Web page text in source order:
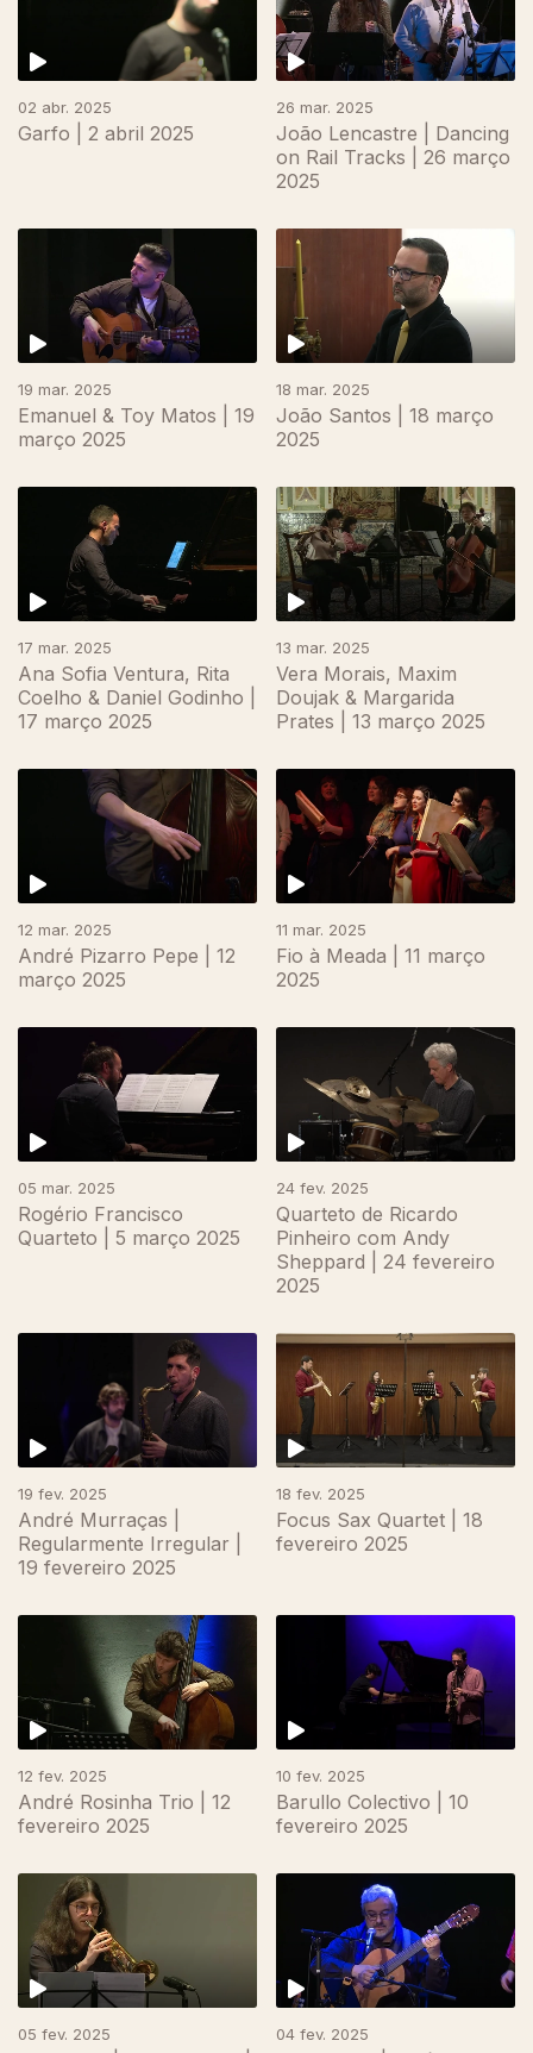
02 abr. 2025
Garfo | 2 abril 2025
26 mar. 2025
João Lencastre | Dancing
on Rail Tracks | 26 março
2025
19 mar. 2025
Emanuel & Toy Matos | 19
março 2025
18 mar. 2025
João Santos | 18 março
2025
17 mar. 2025
Ana Sofia Ventura, Rita
Coelho & Daniel Godinho |
17 março 2025
13 mar. 2025
Vera Morais, Maxim
Doujak & Margarida
Prates | 13 março 2025
12 mar. 2025
André Pizarro Pepe | 12
março 2025
11 mar. 2025
Fio à Meada | 11 março
2025
05 mar. 2025
Rogério Francisco
Quarteto | 5 março 2025
24 fev. 2025
Quarteto de Ricardo
Pinheiro com Andy
Sheppard | 24 fevereiro
2025
19 fev. 2025
André Murraças |
Regularmente Irregular |
19 fevereiro 2025
18 fev. 2025
Focus Sax Quartet | 18
fevereiro 2025
12 fev. 2025
André Rosinha Trio | 12
fevereiro 2025
10 fev. 2025
Barullo Colectivo | 10
fevereiro 2025
05 fev. 2025 04 fev. 2025
828851